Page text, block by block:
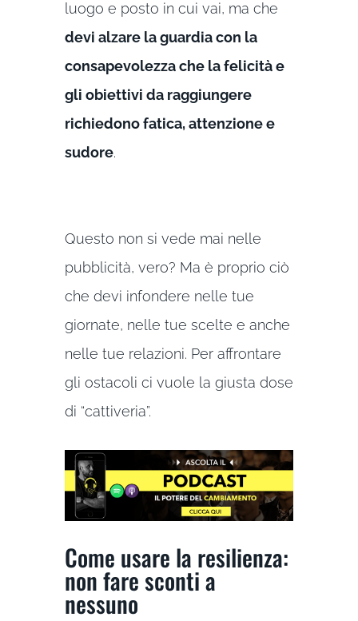
luogo e posto in cui vai, ma che
devi alzare la guardia con la
consapevolezza che la felicità e
gli obiettivi da raggiungere
richiedono fatica, attenzione e
sudore.
Questo non si vede mai nelle
pubblicità, vero? Ma è proprio ciò
che devi infondere nelle tue
giornate, nelle tue scelte e anche
nelle tue relazioni. Per affrontare
gli ostacoli ci vuole la giusta dose
di “cattiveria”.
Come usare la resilienza:
non fare sconti a
nessuno